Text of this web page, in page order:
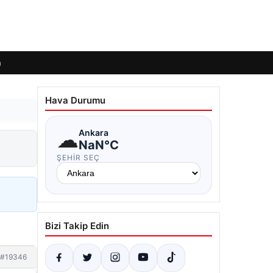
#19346
Hava Durumu
☁Ankara
NaN°C
ŞEHIR SEÇ
Bizi Takip Edin